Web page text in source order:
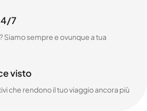
7
Siamo sempre e ovunque a tua
visto
che rendono il tuo viaggio ancora più